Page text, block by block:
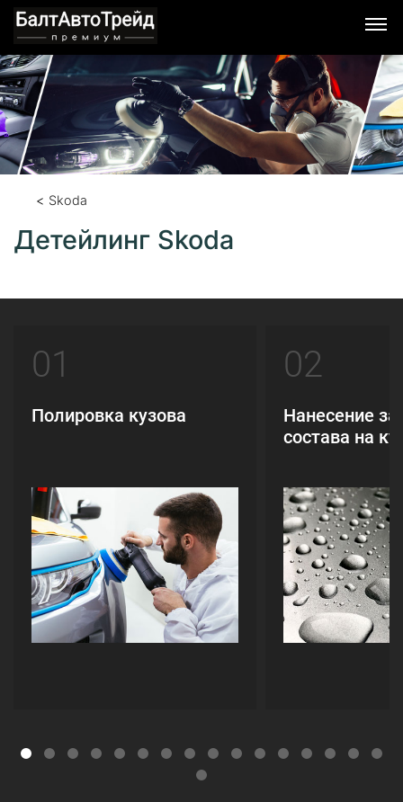
Skoda
Детейлинг Skoda
01
Полировка кузова
02
Нанесение
состава на